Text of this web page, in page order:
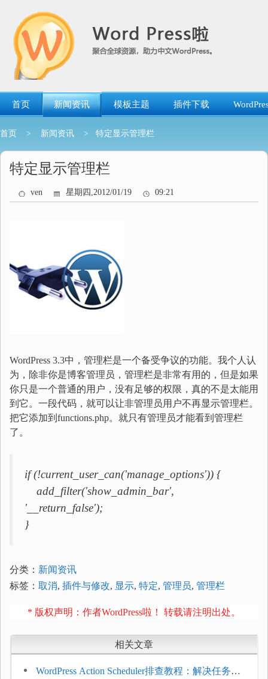
首页 新闻资讯 模板主题 插件下载
首页 > 新闻资讯 > 特定显示管理栏
特定显示管理栏
ven 星期四,2012/01/19 09:21
WordPress 3.3中，管理栏是一个备受争议的功能。我个人认
为，除非你是博客管理员，管理栏是非常有用的，但是如果
你只是一个普通的用户，没有足够的权限，真的不是太能用
到它。一段代码，就可以让非管理员用户不再显示管理栏。
把它添加到functions.php。就只有管理员才能看到管理栏
了。
if (!current_user_can('manage_options')) {
add_filter('show_admin_bar',
'__return_false');
}
分类： 新闻资讯
标签： 取消, 插件与修改, 显示, 特定, 管理员, 管理栏
* 版权声明：作者WordPress啦！ 转载请注明出处。
相关文章
WordPress Action Scheduler排查教程：解决任务积